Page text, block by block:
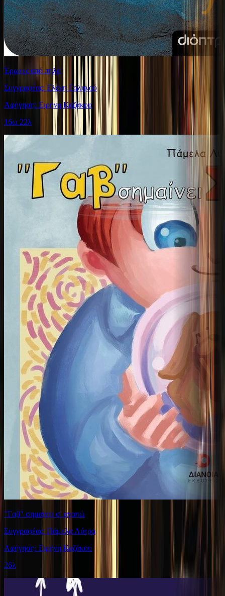
Έρωτες από πηλό
Συγγραφέας: Ελένη Γαληνού
Αφήγηση: Ειρήνη Καζάκου
16ω 22λ
"Γαβ" σημαίνει σ' αγαπώ
Συγγραφέας: Πάμελα Λύτρα
Αφήγηση: Ειρήνη Καζάκου
26λ